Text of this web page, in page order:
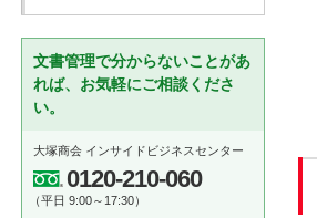
文書管理で分からないことがあ
れば、お気軽にご相談くださ
い。
大塚商会 インサイドビジネスセンター
0120-210-060
（平日 9:00～17:30）